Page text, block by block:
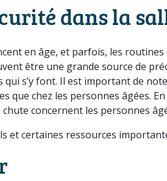
dans la
en âge, et parfois, les
être une grande source de
s’y font. Il est important de
que chez les personnes âgées.
concernent les personnes
et certaines ressources